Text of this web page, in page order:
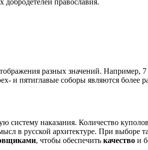
православия.
разных значений. Например,
и пятиглавые соборы являются более
систему наказания. Количество
в русской архитектуре. При выборе
, чтобы обеспечить качество и